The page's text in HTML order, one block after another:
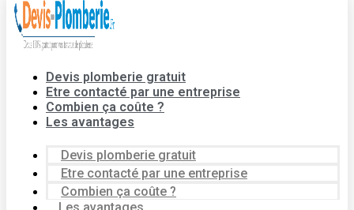
Devis plomberie gratuit
Etre contacté par une entreprise
Combien ça coûte ?
Les avantages
Devis plomberie gratuit
Etre contacté par une entreprise
Combien ça coûte ?